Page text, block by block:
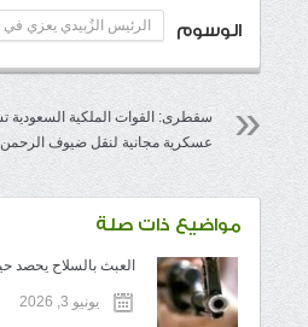
الوسوم الرئيس الزُبيدي يعزي
سقطرى: القوات الملكية السعودية
عسكرية مجانية لنقل ضيوف الرحمن
مواضيع ذات صلة
العبث بالسلاح يحصد
يونيو 3, 2026